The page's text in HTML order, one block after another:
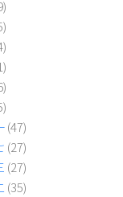
(47)
(27)
(27)
(35)